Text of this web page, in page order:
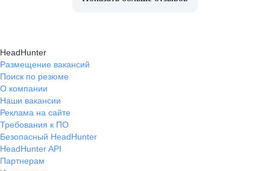
HeadHunter
Размещение вакансий
Поиск по резюме
О компании
Наши вакансии
Реклама на сайте
Требования к ПО
Безопасный HeadHunter
HeadHunter API
Партнерам